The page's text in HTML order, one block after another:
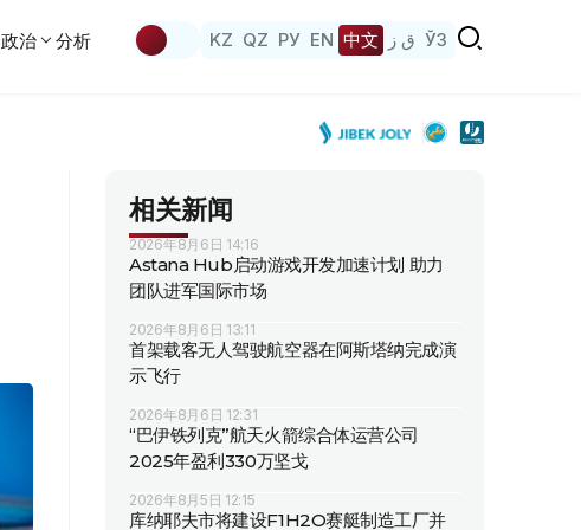
政治 分析 KZ QZ РУ EN 中文 ق ز ЎЗ
相关新闻
2026年8月6日 14:16
Astana Hub启动游戏开发加速计划 助力
团队进军国际市场
2026年8月6日 13:11
首架载客无人驾驶航空器在阿斯塔纳完成演
示飞行
2026年8月6日 12:31
“巴伊铁列克”航天火箭综合体运营公司
2025年盈利330万坚戈
2026年8月5日 12:15
库纳耶夫市将建设F1H2O赛艇制造工厂并